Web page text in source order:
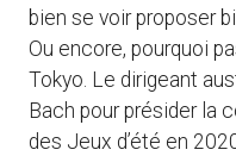
bien se voir proposer
Ou encore, pourquoi
Tokyo. Le dirigeant
Bach pour présider la
des Jeux d’été en